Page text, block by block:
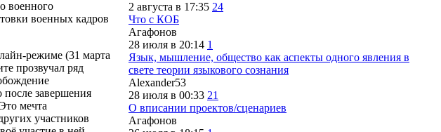
военного
военных кадров
режиме (31 марта
прозвучал ряд
после завершения
мечта
участников
2 августа в 17:35 24
Что с КОБ
Агафонов
28 июля в 20:14 1
Язык, мышление, общество как аспекты одного явления в
свете теории языкового сознания
Alexander53
28 июля в 00:33 21
О вписании проектов/сценариев
Агафонов